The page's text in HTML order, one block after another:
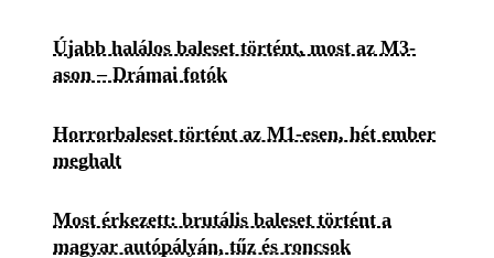
Újabb halálos baleset történt, most az M3-
ason – Drámai fotók
Horrorbaleset történt az M1-esen, hét ember
meghalt
Most érkezett: brutális baleset történt a
magyar autópályán, tűz és roncsok